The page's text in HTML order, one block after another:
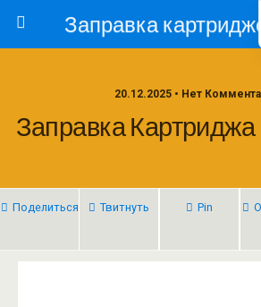
20.12.2025 • Нет
Заправка Картриджа
Поделиться Твитнуть Pin